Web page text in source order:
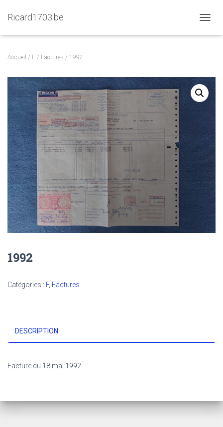
Ricard1703.be
É
L
A
I
G
A
Accueil / F / Factures / 1992
1992
Catégories : F, Factures
DESCRIPTION
Facture du 18 mai 1992.